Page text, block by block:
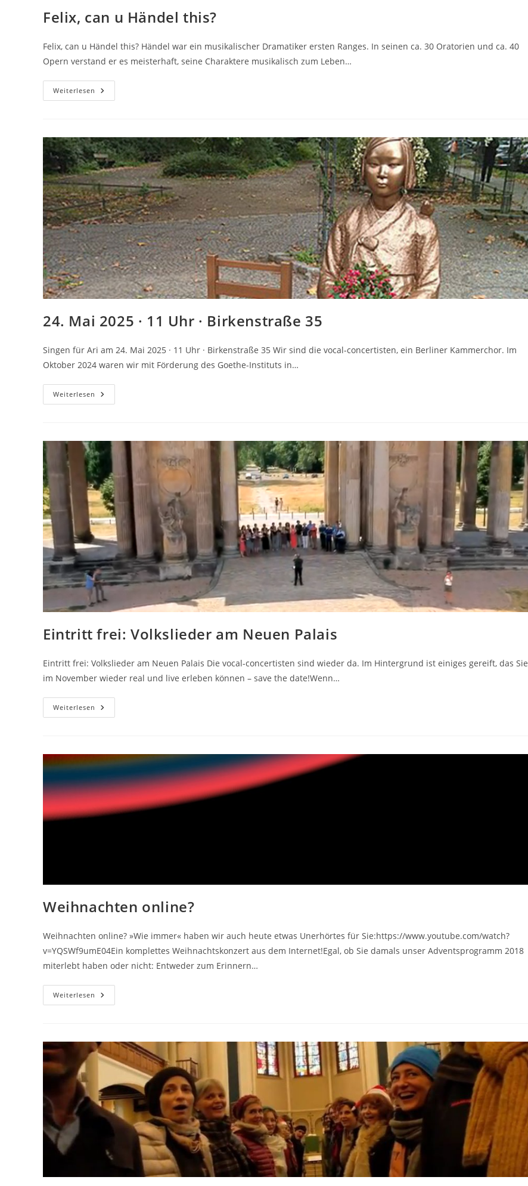
Felix, can u Händel this?
Felix, can u Händel this? Händel war ein musikalischer Dramatiker ersten Ranges. In seinen ca. 30 Oratorien und ca. 40
Opern verstand er es meisterhaft, seine Charaktere musikalisch zum Leben…
Weiterlesen Felix,
Can
24. Mai 2025 · 11 Uhr · Birkenstraße 35
Singen für Ari am 24. Mai 2025 · 11 Uhr · Birkenstraße 35 Wir sind die vocal-concertisten, ein Berliner Kammerchor. Im
Oktober 2024 waren wir mit Förderung des Goethe-Instituts in…
Weiterlesen 24.
Mai
·
Birkenstraße
35
Eintritt frei: Volkslieder am Neuen Palais
Eintritt frei: Volkslieder am Neuen Palais Die vocal-concertisten sind wieder da. Im Hintergrund ist einiges gereift, das Sie
im November wieder real und live erleben können – save the date!Wenn…
Weiterlesen Eintritt
Frei:
Weihnachten online?
Weihnachten online? »Wie immer« haben wir auch heute etwas Unerhörtes für Sie:https://www.youtube.com/watch?
v=YQSWf9umE04Ein komplettes Weihnachtskonzert aus dem Internet!Egal, ob Sie damals unser Adventsprogramm 2018
miterlebt haben oder nicht: Entweder zum Erinnern…
Weiterlesen Weihnachten
Online?